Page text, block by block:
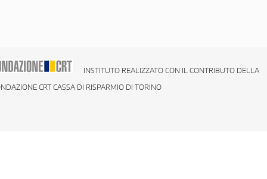
INSTITUTO REALIZZATO CON IL CONTRIBUTO DELLA
CRT CASSA DI RISPARMIO DI TORINO